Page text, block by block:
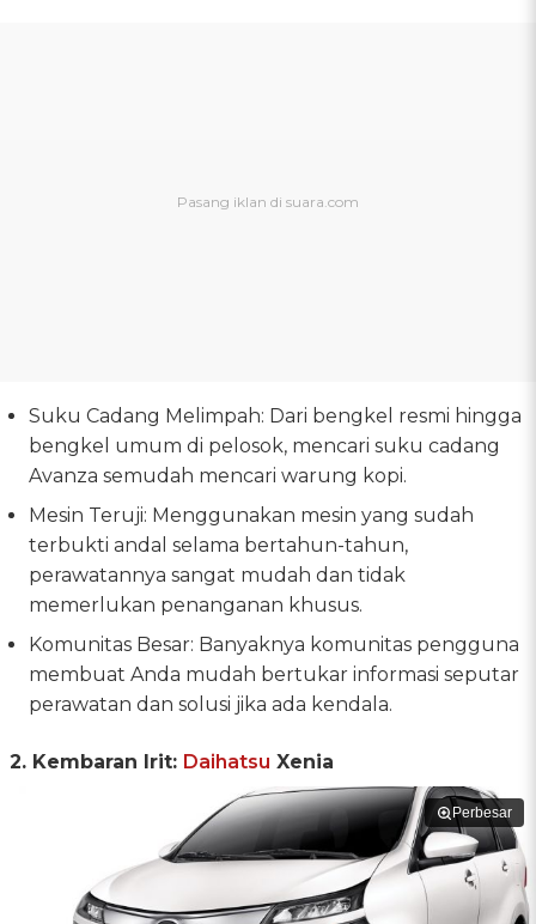
Suku Cadang Melimpah: Dari bengkel resmi hingga
bengkel umum di pelosok, mencari suku cadang
Avanza semudah mencari warung kopi.
Mesin Teruji: Menggunakan mesin yang sudah
terbukti andal selama bertahun-tahun,
perawatannya sangat mudah dan tidak
memerlukan penanganan khusus.
Komunitas Besar: Banyaknya komunitas pengguna
membuat Anda mudah bertukar informasi seputar
perawatan dan solusi jika ada kendala.
2. Kembaran Irit: Daihatsu Xenia
Perbesar